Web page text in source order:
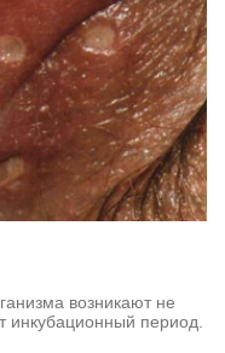
возникают не
инкубационный период.